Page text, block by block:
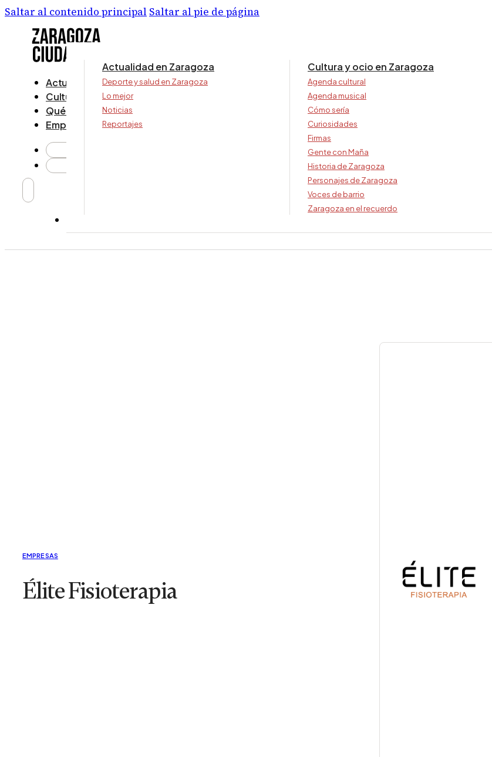
Saltar al contenido principal Saltar al pie de página
Actualidad
Cultura y ocio
Qué ver y hacer
Empresa
Actualidad en Zaragoza
Deporte y salud en Zaragoza
Lo mejor
Noticias
Reportajes
Cultura y ocio en Zaragoza
Agenda cultural
Agenda musical
Cómo sería
Curiosidades
Firmas
Gente con Maña
Historia de Zaragoza
Personajes de Zaragoza
Voces de barrio
Zaragoza en el recuerdo
EMPRESAS
Élite Fisioterapia